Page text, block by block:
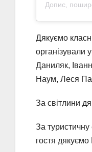
Допис,
Дякуємо
організували
Даниляк,
Наум, Леся
За світлини
За
гостя